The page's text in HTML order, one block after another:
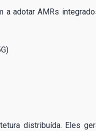
a adotar AMRs
distribuída. Eles